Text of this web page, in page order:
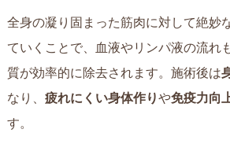
全身の凝り固まった筋肉に対して絶妙
ていくことで、血液やリンパ液の流れ
質が効率的に除去されます。施術後は
なり、 疲れにくい身体作りや免疫力向
す。